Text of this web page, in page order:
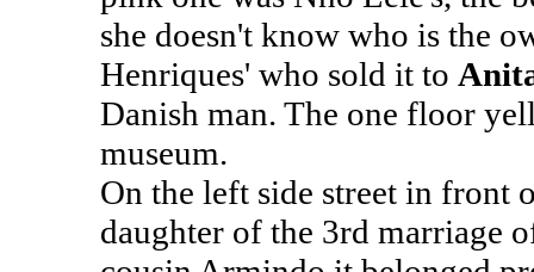
she doesn't know who is the
Henriques' who sold it to
Danish man. The one floor
museum.
On the left side street in front
daughter of the 3rd marriage